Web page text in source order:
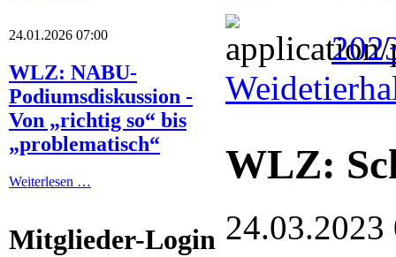
24.01.2026 07:00
WLZ: NABU-
Podiumsdiskussion -
Von „richtig so“ bis
„problematisch“
Weiterlesen …
Mitglieder-Login
WLZ:
24.03.2023